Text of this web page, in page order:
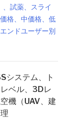
試薬、スライ
格、中価格、低
ンドユーザー別
システム、ト
ベル、3Dレ
機（UAV、建